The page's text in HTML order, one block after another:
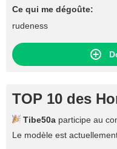
Ce qui me dégoûte:
rudeness
TOP 10 des
Tibe50a participe au
Le modèle est